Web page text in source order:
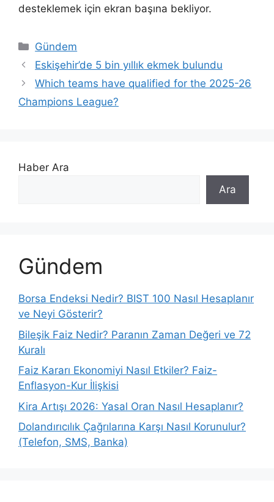
desteklemek için ekran başına bekliyor.
Kategoriler
Gündem
Eskişehir’de 5 bin yıllık ekmek bulundu
Which teams have qualified for the 2025-26
Champions League?
Haber Ara
Ara
Gündem
Borsa Endeksi Nedir? BIST 100 Nasıl Hesaplanır
ve Neyi Gösterir?
Bileşik Faiz Nedir? Paranın Zaman Değeri ve 72
Kuralı
Faiz Kararı Ekonomiyi Nasıl Etkiler? Faiz-
Enflasyon-Kur İlişkisi
Kira Artışı 2026: Yasal Oran Nasıl Hesaplanır?
Dolandırıcılık Çağrılarına Karşı Nasıl Korunulur?
(Telefon, SMS, Banka)